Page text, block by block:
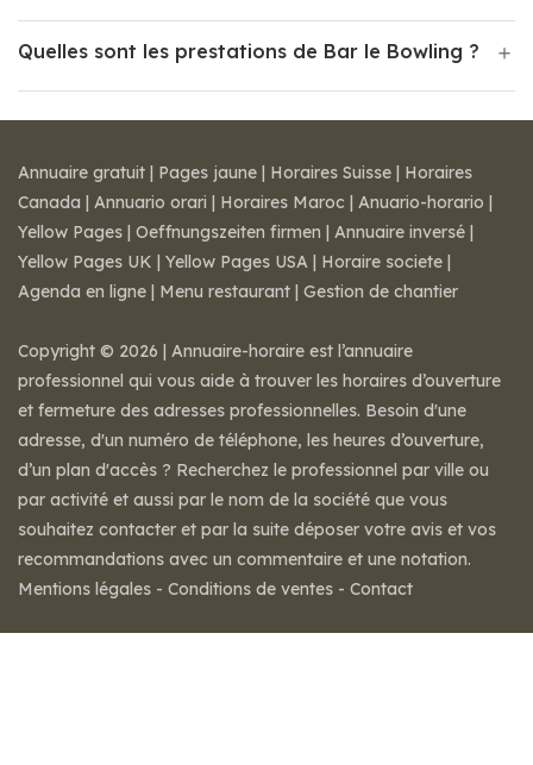
Quelles sont les prestations de Bar le Bowling ?
Annuaire gratuit | Pages jaune | Horaires Suisse | Horaires
Canada | Annuario orari | Horaires Maroc | Anuario-horario |
Yellow Pages | Oeffnungszeiten firmen | Annuaire inversé |
Yellow Pages UK | Yellow Pages USA | Horaire societe |
Agenda en ligne | Menu restaurant | Gestion de chantier
Copyright © 2026 | Annuaire-horaire est l’annuaire
professionnel qui vous aide à trouver les horaires d’ouverture
et fermeture des adresses professionnelles. Besoin d'une
adresse, d'un numéro de téléphone, les heures d’ouverture,
d’un plan d'accès ? Recherchez le professionnel par ville ou
par activité et aussi par le nom de la société que vous
souhaitez contacter et par la suite déposer votre avis et vos
recommandations avec un commentaire et une notation.
Mentions légales - Conditions de ventes - Contact